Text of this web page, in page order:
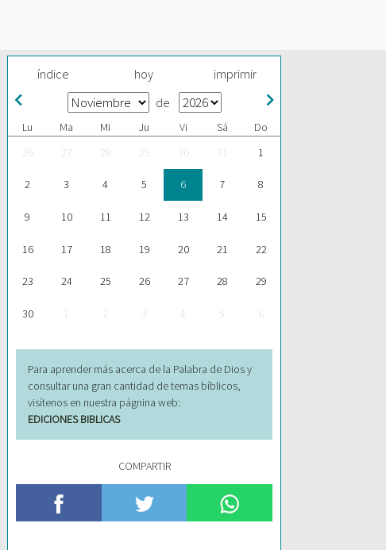
índice hoy imprimir
de
Lu Ma Mi Ju Vi Sá
Do
26
27 28 29 30 31 1
2 3 4 5 6 7 8
9 10 11 12 13 14 15
16 17 18 19 20 21 22
23 24 25 26 27 28 29
30 1 2 3 4 5 6
Para aprender más acerca de la Palabra de Dios y
consultar una gran cantidad de temas bíblicos,
visítenos en nuestra págnina web:
EDICIONES BIBLICAS
COMPARTIR